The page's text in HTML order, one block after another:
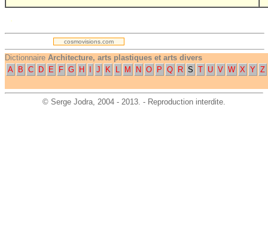
.
cosmovisions.com
Dictionnaire Architecture, arts plastiques et arts divers
A
B C D E F G H J K L M N O P Q R S T U V W X Y Z
© Serge Jodra, 2004 - 2013. - Reproduction interdite.